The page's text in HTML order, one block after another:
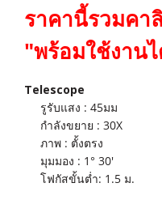
ราคานี้รวมคา
"พร้อมใช้งาน
Telescope
รูรับแสง : 45มม
กำลังขยาย : 30X
ภาพ : ตั้งตรง
มุมมอง : 1° 30'
โฟกัสขั้นต่ำ: 1.5 ม.